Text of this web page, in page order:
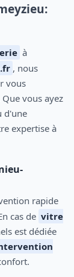
à
, nous
vous
vous ayez
d'une
expertise à
rapide
cas de vitre
est dédiée